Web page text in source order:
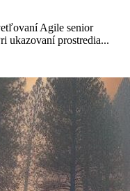
Agile senior
ukazovaní prostredia...